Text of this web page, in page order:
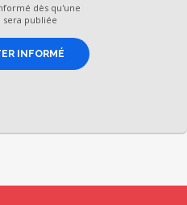
dès qu'une
sera publiée
INFORMÉ